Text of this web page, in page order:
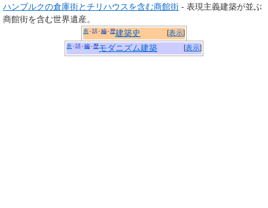
ハンブルクの倉庫街とチリハウスを含む商館街 - 表現主義建築が並ぶ
商館街を含む世界遺産。
[表示]
表 話 編 歴建築史
[表示]
表 話 編 歴モダニズム建築